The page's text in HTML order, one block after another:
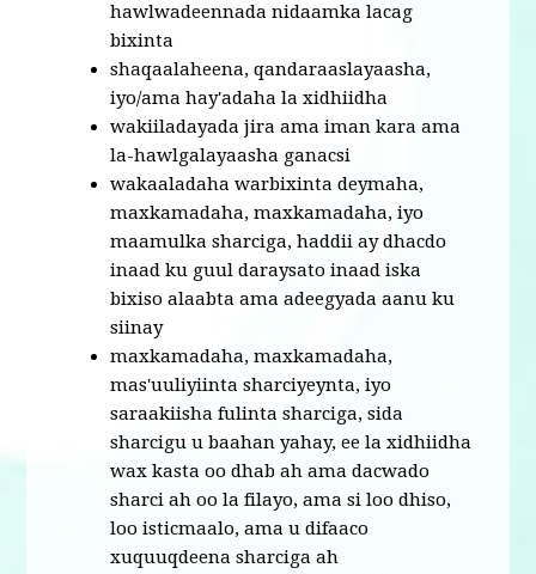
hawlwadeennada nidaamka lacag
bixinta
shaqaalaheena, qandaraaslayaasha,
iyo/ama hay'adaha la xidhiidha
wakiiladayada jira ama iman kara ama
la-hawlgalayaasha ganacsi
wakaaladaha warbixinta deymaha,
maxkamadaha, maxkamadaha, iyo
maamulka sharciga, haddii ay dhacdo
inaad ku guul daraysato inaad iska
bixiso alaabta ama adeegyada aanu ku
siinay
maxkamadaha, maxkamadaha,
mas'uuliyiinta sharciyeynta, iyo
saraakiisha fulinta sharciga, sida
sharcigu u baahan yahay, ee la xidhiidha
wax kasta oo dhab ah ama dacwado
sharci ah oo la filayo, ama si loo dhiso,
loo isticmaalo, ama u difaaco
xuquuqdeena sharciga ah